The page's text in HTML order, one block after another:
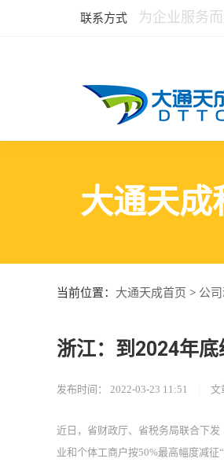
联系方式 为企业服务
大通天成
当前位置： 大通天成首页 > 公
浙江：到2024年
发布时间： 2022-03-23 11:51 文
近日，省财政厅、省税务局联合下
业和个体工商户按50%最高幅度减征“